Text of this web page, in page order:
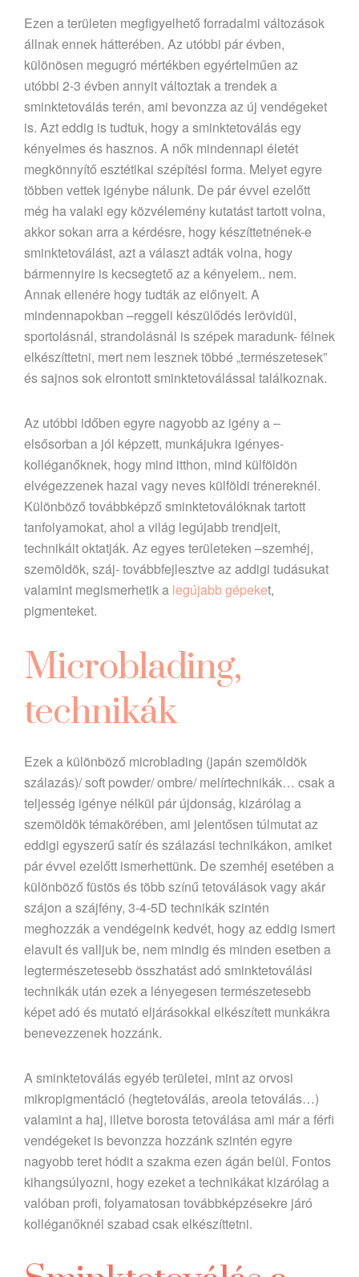
Ezen a területen megfigyelhető forradalmi változások
állnak ennek hátterében. Az utóbbi pár évben,
különösen megugró mértékben egyértelműen az
utóbbi 2-3 évben annyit változtak a trendek a
sminktetoválás terén, ami bevonzza az új vendégeket
is. Azt eddig is tudtuk, hogy a sminktetoválás egy
kényelmes és hasznos. A nők mindennapi életét
megkönnyítő esztétikai szépítési forma. Melyet egyre
többen vettek igénybe nálunk. De pár évvel ezelőtt
még ha valaki egy közvélemény kutatást tartott volna,
akkor sokan arra a kérdésre, hogy készíttetnének-e
sminktetoválást, azt a választ adták volna, hogy
bármennyire is kecsegtető az a kényelem.. nem.
Annak ellenére hogy tudták az előnyeit. A
mindennapokban –reggeli készülődés lerövidül,
sportolásnál, strandolásnál is szépek maradunk- félnek
elkészíttetni, mert nem lesznek többé „természetesek”
és sajnos sok elrontott sminktetoválással találkoznak.
Az utóbbi időben egyre nagyobb az igény a –
elsősorban a jól képzett, munkájukra igényes-
kolléganőknek, hogy mind itthon, mind külföldön
elvégezzenek hazai vagy neves külföldi trénereknél.
Különböző továbbképző sminktetoválóknak tartott
tanfolyamokat, ahol a világ legújabb trendjeit,
technikáit oktatják. Az egyes területeken –szemhéj,
szemöldök, száj- továbbfejlesztve az addigi tudásukat
valamint megismerhetik a legújabb gépeket,
pigmenteket.
Microblading,
technikák
Ezek a különböző microblading (japán szemöldök
szálazás)/ soft powder/ ombre/ melírtechnikák… csak a
teljesség igénye nélkül pár újdonság, kizárólag a
szemöldök témakörében, ami jelentősen túlmutat az
eddigi egyszerű satír és szálazási technikákon, amiket
pár évvel ezelőtt ismerhettünk. De szemhéj esetében a
különböző füstös és több színű tetoválások vagy akár
szájon a szájfény, 3-4-5D technikák szintén
meghozzák a vendégeink kedvét, hogy az eddig ismert
elavult és valljuk be, nem mindig és minden esetben a
legtermészetesebb összhatást adó sminktetoválási
technikák után ezek a lényegesen természetesebb
képet adó és mutató eljárásokkal elkészített munkákra
benevezzenek hozzánk.
A sminktetoválás egyéb területei, mint az orvosi
mikropigmentáció (hegtetoválás, areola tetoválás…)
valamint a haj, illetve borosta tetoválása ami már a férfi
vendégeket is bevonzza hozzánk szintén egyre
nagyobb teret hódit a szakma ezen ágán belül. Fontos
kihangsúlyozni, hogy ezeket a technikákat kizárólag a
valóban profi, folyamatosan továbbképzésekre járó
kolléganőknél szabad csak elkészíttetni.